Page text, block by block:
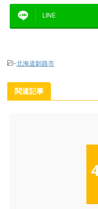
LINE
-北海道釧路市
関連記事